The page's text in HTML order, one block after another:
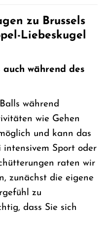
zu Brussels
Liebeskugel
während des
während
wie Gehen
und kann das
intensivem Sport oder
raten wir
zunächst die eigene
zu
dass Sie sich